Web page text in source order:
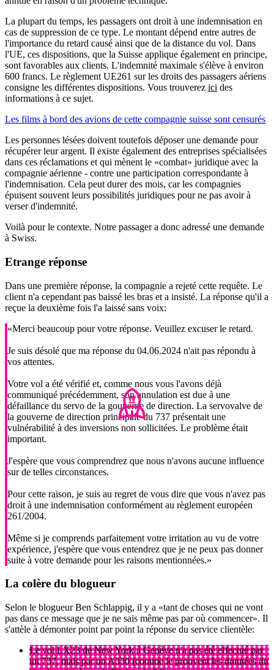
La plupart du temps, les passagers ont droit à une indemnisation en
cas de suppression de ce type. Le montant dépend entre autres de
l'importance du retard causé ainsi que de la distance du vol. Dans
l'UE, ces dispositions, que la Suisse applique également en principe,
sont favorables aux clients. L'indemnité maximale s'élève à environ
600 francs. Le règlement UE261 sur les droits des passagers aériens
consigne les différentes dispositions. Vous trouverez ici des
informations à ce sujet.
Les films à bord des avions de cette compagnie suisse sont censurés
Les personnes lésées doivent toutefois déposer une demande pour
récupérer leur argent. Il existe également des entreprises spécialisées
dans ces réclamations et qui mènent le «combat» juridique avec la
compagnie aérienne - contre une participation correspondante à
l'indemnisation. Cela peut durer des mois, car les compagnies
épuisent souvent leurs possibilités juridiques pour ne pas avoir à
verser d'indemnité.
Voilà pour le contexte. Notre passager a donc adressé une demande
à Swiss.
Etrange réponse
Dans une première réponse, la compagnie a rejeté cette requête. Le
client n'a cependant pas baissé les bras et a insisté. La réponse qu'il a
reçue la deuxième fois l'a laissé sans voix:
«Merci beaucoup pour votre réponse. Veuillez excuser le retard.
Je suis désolé que ma réponse du 04.06.2024 n'ait pas répondu à
vos attentes.
Votre vol a été vérifié et, comme nous vous l'avons déjà
communiqué précédemment, son annulation est due à une
défaillance du servo de la gouverne de direction. La servovalve de
la gouverne de direction principale du 737 présentait une
vulnérabilité à des inversions non sollicitées. Le problème était
important.
J'espère que vous comprendrez que nous n'avons aucune influence
sur de telles circonstances.
Pour cette raison, je suis au regret de vous dire que vous n'avez pas
droit à une indemnisation conformément au règlement européen
261/2004.
Même si je comprends parfaitement votre irritation au vu de votre
expérience, j'espère que vous entendrez que je ne peux pas donner
suite à votre demande pour les raisons mentionnées.»
La colère du blogueur
Selon le blogueur Ben Schlappig, il y a «tant de choses qui ne vont
pas dans ce message que je ne sais même pas par où commencer». Il
s'attèle à démonter point par point la réponse du service clientèle:
Le vol LX23 de New York à Genève n'a pas été effectué par
un 737, mais par un A330 (comme le prouvent les données du